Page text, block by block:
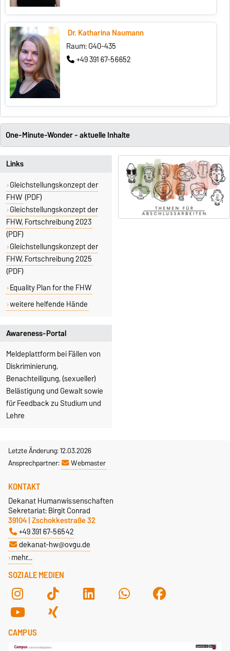
Dr. Katharina Naumann
Raum: G40-435
+49 391 67-56652
One-Minute-Wonder - aktuelle Inhalte
Links
Gleichstellungskonzept der
FHW (PDF)
Gleichstellungskonzept der
FHW, Fortschreibung 2023
(PDF)
Gleichstellungskonzept der
FHW, Fortschreibung 2025
(PDF)
Equality Plan for the FHW
weitere helfende Hände
Awareness-Portal
Meldeplattform bei Fällen von
Diskriminierung,
Benachteiligung, (sexueller)
Belästigung und Gewalt sowie
für Feedback zu Studium und
Lehre
Letzte Änderung: 12.03.2026
Ansprechpartner:
Webmaster
SOZIALE MEDIEN
KONTAKT
Dekanat Humanwissenschaften
Sekretariat: Birgit Conrad
39104 | Zschokkestraße 32
+49 391 67-56542
dekanat-hw@ovgu.de
mehr…
CAMPUS